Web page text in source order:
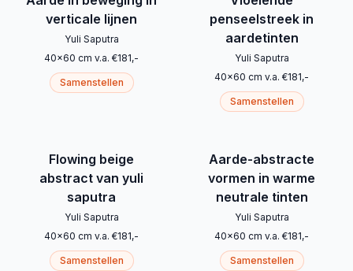
verticale lijnen
Yuli Saputra
40x60 cm v.a. €181,-
Samenstellen
penseelstreek in
aardetinten
Yuli Saputra
40x60 cm v.a. €181,-
Samenstellen
Flowing beige
abstract van yuli
saputra
Yuli Saputra
40x60 cm v.a. €181,-
Samenstellen
Aarde-abstracte
vormen in warme
neutrale tinten
Yuli Saputra
40x60 cm v.a. €181,-
Samenstellen